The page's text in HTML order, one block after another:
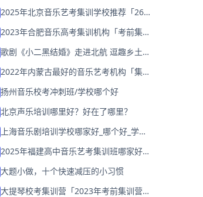
2025年北京音乐艺考集训学校推荐「26
2023年合肥音乐高考集训机构「考前集训
歌剧《小二黑结婚》走进北航 逗趣乡土味
2022年内蒙古最好的音乐艺考机构「集训
扬州音乐校考冲刺班/学校哪个好
北京声乐培训哪里好？好在了哪里？
上海音乐剧培训学校哪家好_哪个好_学费
2025年福建高中音乐艺考集训班哪家好推
大题小做，十个快速减压的小习惯
大提琴校考集训营「2023年考前集训营招